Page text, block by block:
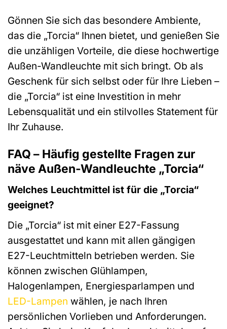
Gönnen Sie sich das besondere Ambiente,
das die „Torcia“ Ihnen bietet, und genießen Sie
die unzähligen Vorteile, die diese hochwertige
Außen-Wandleuchte mit sich bringt. Ob als
Geschenk für sich selbst oder für Ihre Lieben –
die „Torcia“ ist eine Investition in mehr
Lebensqualität und ein stilvolles Statement für
Ihr Zuhause.
FAQ – Häufig gestellte Fragen zur
näve Außen-Wandleuchte „Torcia“
Welches Leuchtmittel ist für die „Torcia“
geeignet?
Die „Torcia“ ist mit einer E27-Fassung
ausgestattet und kann mit allen gängigen
E27-Leuchtmitteln betrieben werden. Sie
können zwischen Glühlampen,
Halogenlampen, Energiesparlampen und
LED-Lampen wählen, je nach Ihren
persönlichen Vorlieben und Anforderungen.